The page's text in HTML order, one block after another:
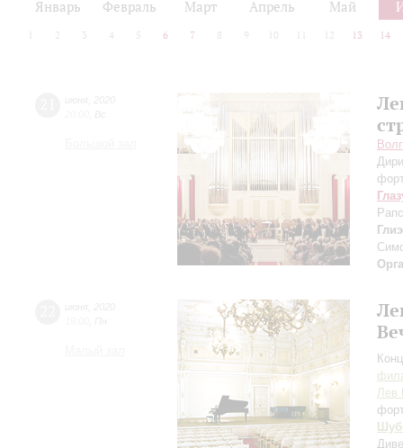
Январь Февраль Март Апрель Май
2 3 4 5 6 7 8 9 10 12 13 14
Лев